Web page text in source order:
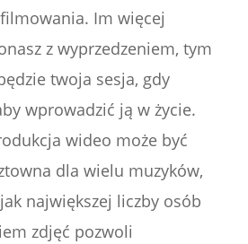
Im więcej
z wyprzedzeniem, tym
twoja sesja, gdy
wprowadzić ją w życie.
wideo może być
dla wielu muzyków,
największej liczby osób
zdjęć pozwoli